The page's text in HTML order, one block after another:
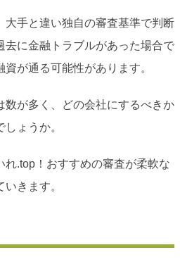
大手と違い独自の審査基準で判断
去に金融トラブルがあった場合で
が通る可能性があります。
数が多く、どの会社にするべきか
ょうか。
れ.top！おすすめの審査が柔軟な
きます。